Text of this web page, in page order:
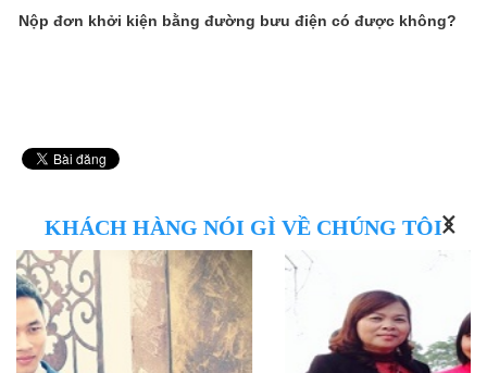
Nộp đơn khởi kiện bằng đường bưu điện có được không?
KHÁCH HÀNG NÓI GÌ VỀ CHÚNG TÔI